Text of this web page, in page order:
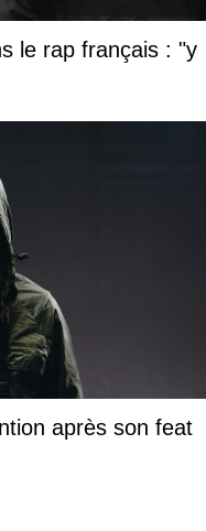
le rap français : "y
après son feat